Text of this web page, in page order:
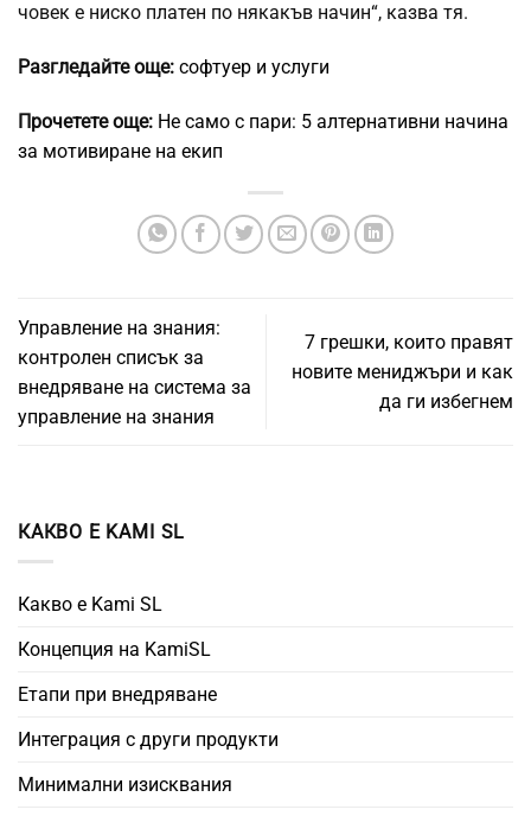
човек е ниско платен по някакъв начин“, казва тя.
Разгледайте още: софтуер и услуги
Прочетете още: Не само с пари: 5 алтернативни начина
за мотивиране на екип
Управление на знания:
контролен списък за
внедряване на система за
управление на знания
7 грешки, които правят
новите мениджъри и как
да ги избегнем
КАКВО Е KAMI SL
Какво е Kami SL
Концепция на KamiSL
Етапи при внедряване
Интеграция с други продукти
Минимални изисквания